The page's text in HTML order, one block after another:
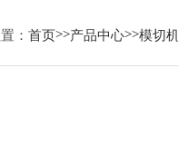
：首页>>产品中心>>模切